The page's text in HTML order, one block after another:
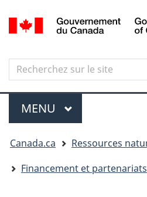
au
Skip
to
à
Search
Recherchez
sur
le
site
Menu
MENU PRINCIPAL
êtes
ici
Canada.ca
Ressources
Financement et partenariats